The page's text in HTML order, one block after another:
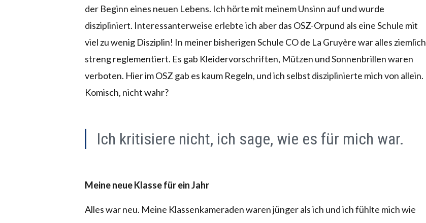
der Beginn eines neuen Lebens. Ich hörte mit meinem Unsinn auf und wurde
diszipliniert. Interessanterweise erlebte ich aber das OSZ-Orpund als eine Schule mit
viel zu wenig Disziplin! In meiner bisherigen Schule CO de La Gruyère war alles ziemlich
streng reglementiert. Es gab Kleidervorschriften, Mützen und Sonnenbrillen waren
verboten. Hier im OSZ gab es kaum Regeln, und ich selbst disziplinierte mich von allein.
Komisch, nicht wahr?
Ich kritisiere nicht, ich sage, wie es für mich war.
Meine neue Klasse für ein Jahr
Alles war neu. Meine Klassenkameraden waren jünger als ich und ich fühlte mich wie